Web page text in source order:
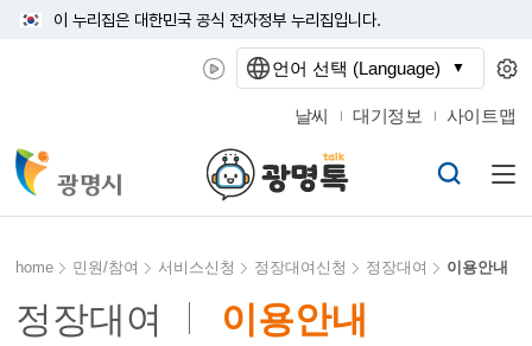
이 누리집은 대한민국 공식 전자정부 누리집입니다.
날씨 대기정보 사이트맵
home 민원/참여 서비스신청 정장대여신청 정장대여 이용안내
정장대여 이용안내
언어 선택 (Language)